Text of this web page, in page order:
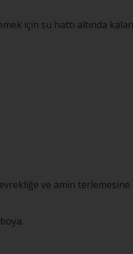
için su hattı altında
ve amin